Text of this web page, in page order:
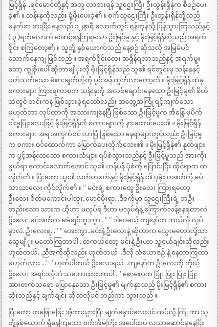
မြင့်ရှိန် ..ရင်မောင်တို့နှင့် အတူ လာစားရန် သူဌေးကြီး ဦးထွန်းရှိန်က စီစဉ်ပေး
ခဲ့၏ ။ သန်းနုကိုလည်း မုံ့ဖိုးပေးခဲ့၏ ။ စက်သူဌေးကြီး ဦးထွန်းရှိန်တို့သည်
မနက်စာ စားပြီး နေ့လည် ၁၂နာရီ လောက်တွင် ရန်ကုန်သို့ ပြန်သွားကြသည်နှင့်
( ၃ )ရက်လောက် အောင့်နေကြရသော ဦးမြင့်မူ နှင့် မိုးမြင့်ရှိန်တို့သည် အရက်
ဝိုင်း စကြတော့၏ ။ သူတို့ နှစ်ယောက်သည် နေ့စဉ် ဆိုသလို အမြမဲပင်
သောက်နေကျ ဖြစ်သည် ။ အရက်ဝိုင်းလေး အရှိန်ရလာသည်နှင့် အရက်မူး
တော့ ကျွဲခိုးပေါ် ဆိုတာမျိ ုးလို မိုးမြင့်ရှိန်သည် သူ၏ ရင်တွင်းမှ သန်းနုနှင့်
ပတ်သက်သော ခံစားချက်တို့ကို ပွင့်အန် ထွက်လာတော့၏ ။ မိုးမြင့်ရှိန် ထံမှ
စကားများ ကြားရကာစက သန်းနုကို အလစ်ချောင်းနေသော ဦးမြင့်မူ၏ စိတ်
ထဲတွင် တင်းကနဲ ဖြစ်သွားခဲ့ရသော်လည်း အတွေ့အကြုံ ရင့်ကျက်သော
မဟုတ်တာ လုပ်တာကို အသားကျနေပြီ ဖြစ်သော ဦးမြင့်မူက အိန္ဒြေ မပိက်
ငါးခူပြုံးလေးဖြင့် မိုးမြင့်ရှိန်၏ စကားများကို နားထောင်ပေး၏ ။ မိုးမြင့်ရှိန်
စကားများ အရ အကွက်ဝင် လာပြီ ဖြစ်သော နေရာများတွင်လည်း ဦးမြင့်မူ
က စကား ဝင်ထောက်ကာ မြှောက်ပေးလိုက်သေး၏ ။ မိုးမြင့်ရှိန်၏ နုတ်ဖျား
က ပွင့်အန်လာသော စကားသံများ ရပ်စဲသွားသည်နှင့် ဦးမြင့်မူသည် အားကိုး
ဖွယ်ရာ ကောင်းလောက်အောင် သူ၏ ဟန်ပန် ပုံစံကို ပြောင်းပြီး ထိုင်ရာက ထ
လိုက်၏ ။ ပြီးတော့ သူ၏ လက်တဖက်နှင့် မိုးမြင့်ရှိန် ၏ ပုခုံး တဖက်ကို ခပ်
သာသာလေး ကိုင်လိုက်၏ ။ ” မင်းရဲ့ စကားတွေ ဦးလေး ကြားရတော့
ဦးလေး စိတ်မကောင်းပါဘူး..မောင်မိုးရာ…ဒီစက်မှာ သူဌေးကြီးရဲ့ တဦး
တည်းသော သားက ဟိုဟာ မလုပ်ရဲ ဒီဟာ မလုပ်ရဲနဲ့ ကြောက်လန့်နေရတာလဲ
ဦးလေး မင်းဖက်က မခံချင်ဘူးကွာ…” ” ဒါပေမယ့် ကျနော်က ဘယ်လို လုပ်
မှာလဲ..ဦးလေးရ…” ” အေးကွာ..မင်းနဲ့ ဦးလေးနဲ့ ဆိုတာက သွေးမတော်လို့သာ
ဆွေမျိ ုး မတော်ကြတာပါ ..တကယ်တော့ မင်းနဲ့ ဦးဟာ သူငယ်ချင်းဆိုလည်း
ဟုတ်တယ်…ညီအကိုဆိုလည်း ဟုတ်တယ် ..ဒီလို သံယောဇဉ် နဲ့ နေလာကြတာ
မဟုတ်လား …” ” ဟုတ်ပါတယ် ဦးလေးရယ် ..ကျနော်က ဦးလေးကို ကိုယ့်
ဦးလေး အရင်းလိုဘဲ သဘောထားတာပါ ..” စောစောက ပြုံး ပြုံး ပြုံး ပြုံး
အားတက်သရော ပြောနေသော ဦးမြင့်မူ၏ မျက်နှာသည် မိုးမြင့်ရှိန်၏ စကား
ဆုံးသည်နှင့် ချက်ချင်း ဆိုသလိုပင် တည်ကာ သွားသည် ။
ပြီးတော့ တဖြေးဖြေး အိုကာသွားပြီး မျက်မှောင်လေးပင် ထပ်လို့ ကြုံ့ကာ သူ
တို့နှစ်ယောက် ရှိနေကြသော စက်အိမ်ကြီး အပေါ်ထပ် လသာဆောင်မှနေပြီး